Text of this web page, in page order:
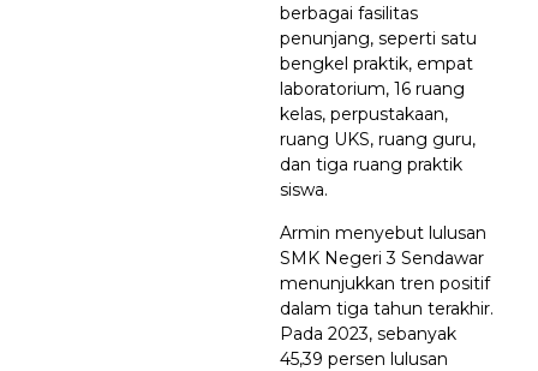
berbagai fasilitas
penunjang, seperti satu
bengkel praktik, empat
laboratorium, 16 ruang
kelas, perpustakaan,
ruang UKS, ruang guru,
dan tiga ruang praktik
siswa.
Armin menyebut lulusan
SMK Negeri 3 Sendawar
menunjukkan tren positif
dalam tiga tahun terakhir.
Pada 2023, sebanyak
45,39 persen lulusan